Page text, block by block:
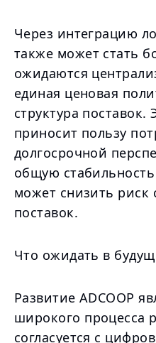
Через интеграцию
также может стать
ожидаются
единая ценовая
структура поставок.
приносит пользу
долгосрочной
общую
может снизить риск
поставок.
Что ожидать в
Развитие ADCOOP
широкого процесса
согласуется с